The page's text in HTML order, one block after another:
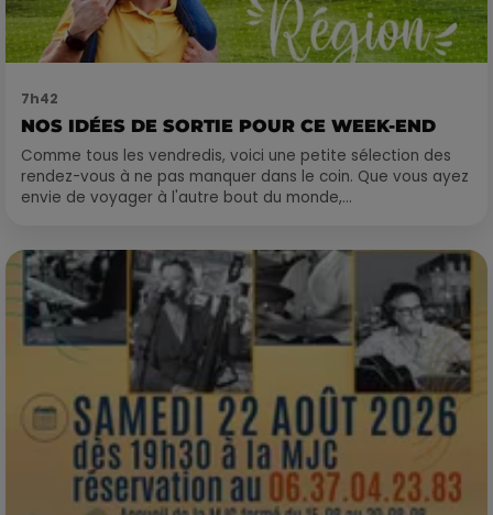
7h42
NOS IDÉES DE SORTIE POUR CE WEEK-END
Comme tous les vendredis, voici une petite sélection des
rendez-vous à ne pas manquer dans le coin. Que vous ayez
envie de voyager à l'autre bout du monde,...